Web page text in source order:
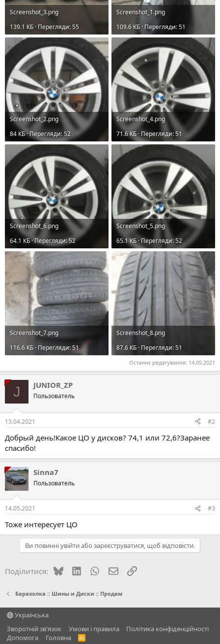
Screenshot_3.png
139.1 КБ · Перегляди: 55
Screenshot_1.png
109.6 КБ · Перегляди: 51
Screenshot_2.png
84 КБ · Перегляди: 52
Screenshot_4.png
71.6 КБ · Перегляди: 51
Screenshot_6.png
64.1 КБ · Перегляди: 52
Screenshot_5.png
65.1 КБ · Перегляди: 52
Screenshot_7.png
116.6 КБ · Перегляди: 51
Screenshot_8.png
87.6 КБ · Перегляди: 51
Останнє редагування: 14.05.2021
J JUNIOR_ZP
Пользователь
13.04.2021 #2
Добрый день!Какое ЦО у дисков? 74,1 или 72,6?Заранее
спасибо!
Sinna7
Пользователь
14.05.2021 #3
Тоже интересует ЦО
Ви повинні увійти або зареєструватися, щоб відповісти.
Поділитися: BlueskyLinkedInWhatsApp
E-mailПосилання
Барахолка :: Шины и Диски :: Продам
Українська
Зворотній зв'язок
Умови і правила
Політика конфіденційності
Дoпoмoга
Головна
R